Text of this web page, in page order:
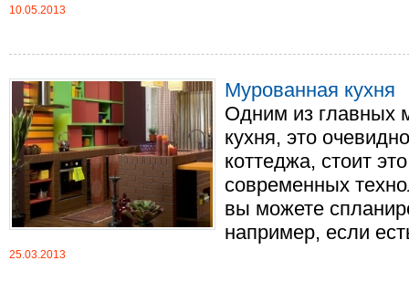
10.05.2013
Мурованная кухня
Одним из главных
кухня, это
коттеджа, стоит
современных
вы можете
например, если
25.03.2013